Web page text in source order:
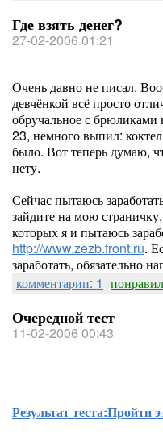
Где взять денег?
27-02-2006 01:21
Очень давно не писал.
девчёнкой всё просто
обручальное с
23, немного выпил:
было. Вот теперь думаю,
нету.
Сейчас пытаюсь
зайдите на мою
которых я и пытаюсь
http://www.zezb.front.ru.
заработать, обязательно
комментарии: 1
Очередной тест
11-02-2006 00:43
Результат теста:Пройти